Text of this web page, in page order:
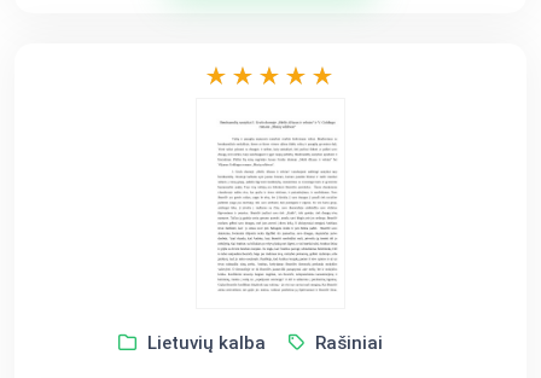
Lietuvių kalba Rašiniai